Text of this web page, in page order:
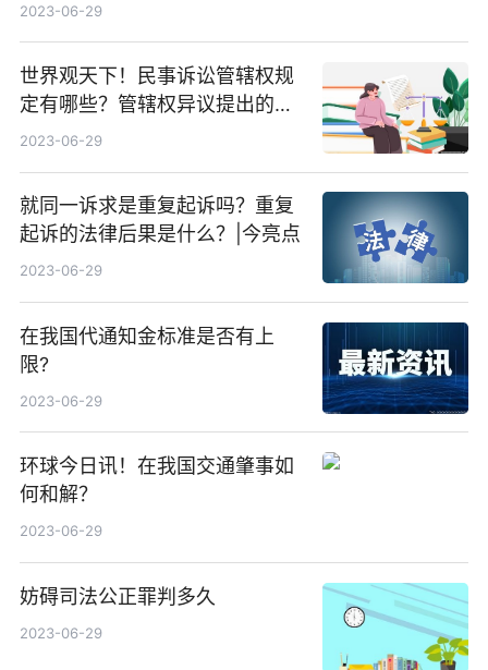
2023-06-29
世界观天下！民事诉讼管辖权规
定有哪些？管辖权异议提出的时
间
2023-06-29
就同一诉求是重复起诉吗？重复
起诉的法律后果是什么？|今亮点
2023-06-29
在我国代通知金标准是否有上
限?
2023-06-29
环球今日讯！在我国交通肇事如
何和解？
2023-06-29
妨碍司法公正罪判多久
2023-06-29